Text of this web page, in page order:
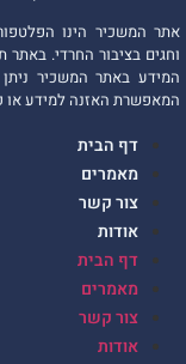
המשכיר הינו
בציבור החרדי. באתר
באתר המשכיר ניתן
האזנה למידע או
דף הבית
מאמרים
צור קשר
אודות
דף הבית
מאמרים
צור קשר
אודות